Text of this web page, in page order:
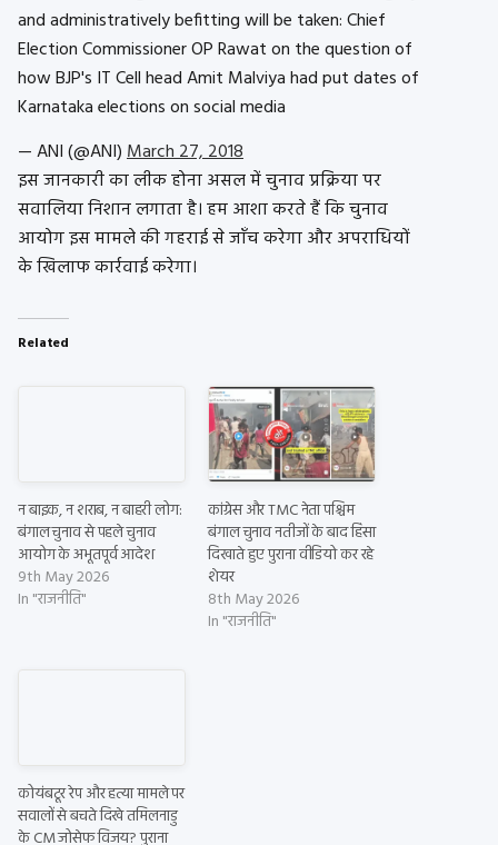
and administratively befitting will be taken: Chief
Election Commissioner OP Rawat on the question of
how BJP's IT Cell head Amit Malviya had put dates of
Karnataka elections on social media
— ANI (@ANI)March 27, 2018
इस जानकारी का लीक होना असल में चुनाव प्रक्रिया पर
सवालिया निशान लगाता है। हम आशा करते हैं कि चुनाव
आयोग इस मामले की गहराई से जाँच करेगा और अपराधियों
के खिलाफ कार्रवाई करेगा।
Related
न बाइक, न शराब, न बाहरी लोग:
बंगाल चुनाव से पहले चुनाव
आयोग के अभूतपूर्व आदेश
9th May 2026
In "राजनीति"
कांग्रेस और TMC नेता पश्चिम
बंगाल चुनाव नतीजों के बाद हिंसा
दिखाते हुए पुराना वीडियो कर रहे
शेयर
8th May 2026
In "राजनीति"
कोयंबटूर रेप और हत्या मामले पर
सवालों से बचते दिखे तमिलनाडु
के CM जोसेफ विजय? पुराना